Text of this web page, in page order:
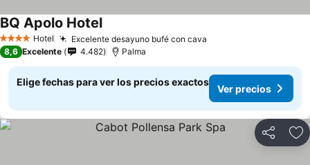
4 EstrellasHotel Excelente desayuno bufé con cava
BQ Apolo Hotel
8,6 Excelente 4.482 Palma
Elige fechas para ver los precios exactos
Ver precios
Compartir